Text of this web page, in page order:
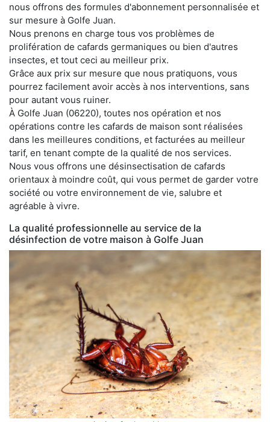
nous offrons des formules d'abonnement personnalisée et
sur mesure à Golfe Juan.
Nous prenons en charge tous vos problèmes de
prolifération de cafards germaniques ou bien d'autres
insectes, et tout ceci au meilleur prix.
Grâce aux prix sur mesure que nous pratiquons, vous
pourrez facilement avoir accès à nos interventions, sans
pour autant vous ruiner.
À Golfe Juan (06220), toutes nos opération et nos
opérations contre les cafards de maison sont réalisées
dans les meilleures conditions, et facturées au meilleur
tarif, en tenant compte de la qualité de nos services.
Nous vous offrons une désinsectisation de cafards
orientaux à moindre coût, qui vous permet de garder votre
société ou votre environnement de vie, salubre et
agréable à vivre.
La qualité professionnelle au service de la
désinfection de votre maison à Golfe Juan